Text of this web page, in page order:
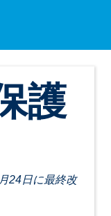
護
24日に最終改